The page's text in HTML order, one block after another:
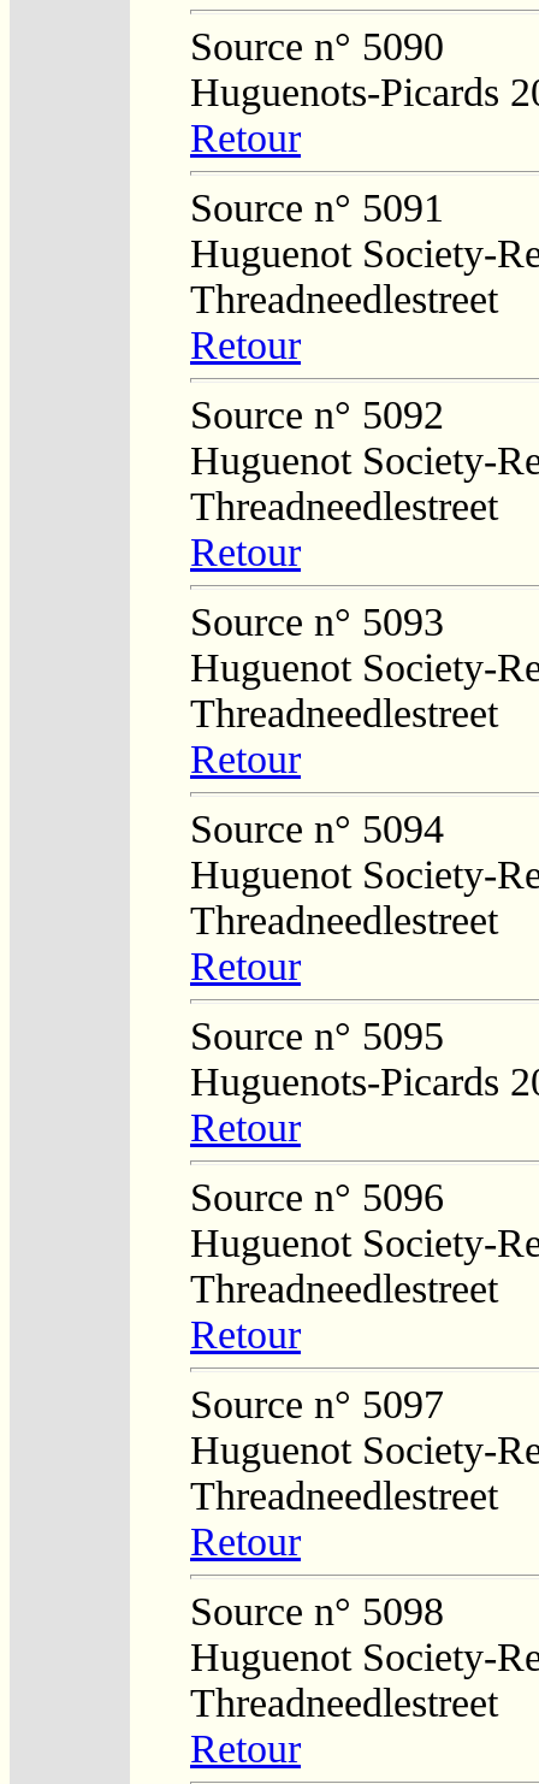
Source n° 5090
Huguenots-Picards
Retour
Source n° 5091
Huguenot Society-
Threadneedlestreet
Retour
Source n° 5092
Huguenot Society-
Threadneedlestreet
Retour
Source n° 5093
Huguenot Society-
Threadneedlestreet
Retour
Source n° 5094
Huguenot Society-
Threadneedlestreet
Retour
Source n° 5095
Huguenots-Picards
Retour
Source n° 5096
Huguenot Society-
Threadneedlestreet
Retour
Source n° 5097
Huguenot Society-
Threadneedlestreet
Retour
Source n° 5098
Huguenot Society-
Threadneedlestreet
Retour